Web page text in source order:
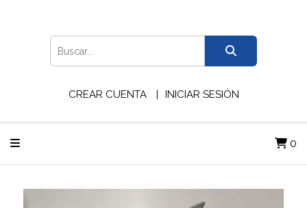
CREAR CUENTA INICIAR SESIÓN
0